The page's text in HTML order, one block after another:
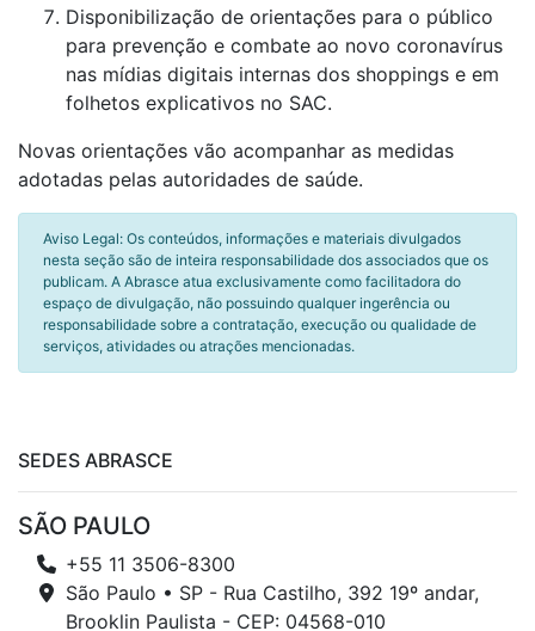
Disponibilização de orientações para o público
para prevenção e combate ao novo coronavírus
nas mídias digitais internas dos shoppings e em
folhetos explicativos no SAC.
Novas orientações vão acompanhar as medidas
adotadas pelas autoridades de saúde.
Aviso Legal: Os conteúdos, informações e materiais divulgados
nesta seção são de inteira responsabilidade dos associados que os
publicam. A Abrasce atua exclusivamente como facilitadora do
espaço de divulgação, não possuindo qualquer ingerência ou
responsabilidade sobre a contratação, execução ou qualidade de
serviços, atividades ou atrações mencionadas.
SEDES ABRASCE
SÃO PAULO
+55 11 3506-8300
São Paulo • SP - Rua Castilho, 392 19º andar,
Brooklin Paulista - CEP: 04568-010